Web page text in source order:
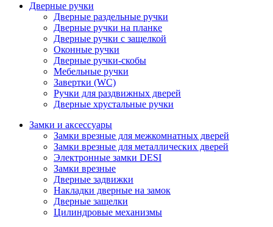
Дверные ручки
Дверные раздельные ручки
Дверные ручки на планке
Дверные ручки с защелкой
Оконные ручки
Дверные ручки-скобы
Мебельные ручки
Завертки (WC)
Ручки для раздвижных дверей
Дверные хрустальные ручки
Замки и аксессуары
Замки врезные для межкомнатных дверей
Замки врезные для металлических дверей
Электронные замки DESI
Замки врезные
Дверные задвижки
Накладки дверные на замок
Дверные защелки
Цилиндровые механизмы